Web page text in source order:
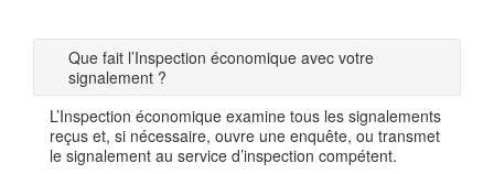
Que fait l’Inspection économique avec votre
signalement ?
L’Inspection économique examine tous les signalements
reçus et, si nécessaire, ouvre une enquête, ou transmet
le signalement au service d’inspection compétent.